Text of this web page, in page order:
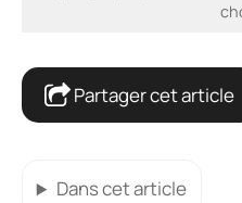
Partager cet article
Dans cet article